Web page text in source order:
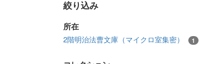
絞り込み
所在
2階明治法曹文庫（マイクロ室集密） 1